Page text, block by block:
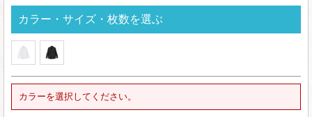
カラー・サイズ・枚数を選ぶ
カラーを選択してください。